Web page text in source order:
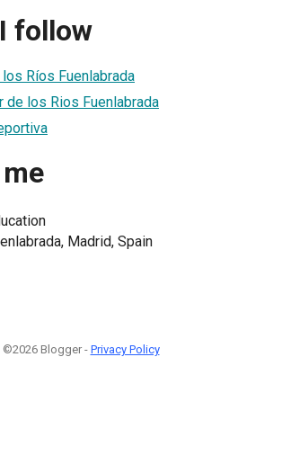
follow
Ríos Fuenlabrada
de los Rios Fuenlabrada
Madrid, Spain
©2026 Blogger - Privacy Policy